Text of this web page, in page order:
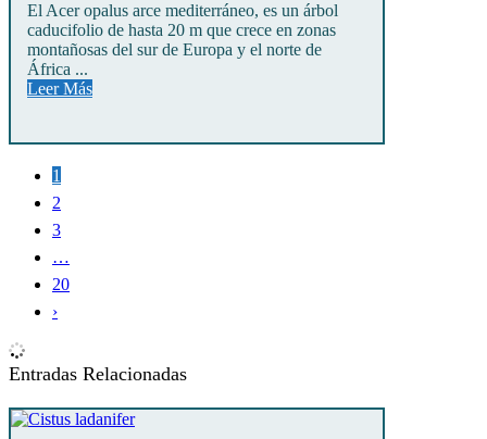
El Acer opalus arce mediterráneo, es un árbol
caducifolio de hasta 20 m que crece en zonas
montañosas del sur de Europa y el norte de
África ...
Leer Más
1
2
3
…
20
›
Entradas Relacionadas